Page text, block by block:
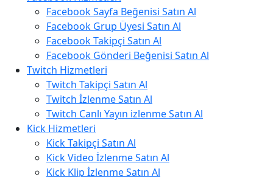
Facebook Sayfa Beğenisi Satın Al
Facebook Grup Üyesi Satın Al
Facebook Takipçi Satın Al
Facebook Gönderi Beğenisi Satın Al
Twitch Hizmetleri
Twitch Takipçi Satın Al
Twitch İzlenme Satın Al
Twitch Canlı Yayın izlenme Satın Al
Kick Hizmetleri
Kick Takipçi Satın Al
Kick Video İzlenme Satın Al
Kick Klip İzlenme Satın Al